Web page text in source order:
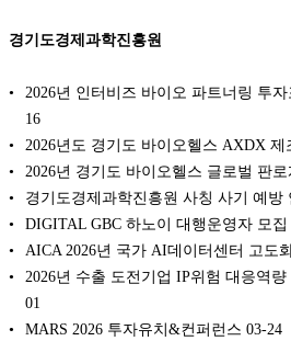
경기도경제과학진흥원
2026년 인터비즈 바이오 파트너링 투
16
2026년도 경기도 바이오헬스 AXDX
2026년 경기도 바이오헬스 글로벌 판
경기도경제과학진흥원 사칭 사기 예방
DIGITAL GBC 하노이 대행운영자 모집
AICA 2026년 국가 AI데이터센터 고도
2026년 수출 도전기업 IP위험 대응역
01
MARS 2026 투자유치&컨퍼런스 03-24